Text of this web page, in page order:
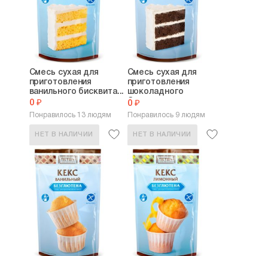
Смесь сухая для
приготовления
ванильного бисквита...
0 ₽
Понравилось 13 людям
НЕТ В НАЛИЧИИ
Смесь сухая для
приготовления
шоколадного
бисквита...
0 ₽
Понравилось 9 людям
НЕТ В НАЛИЧИИ